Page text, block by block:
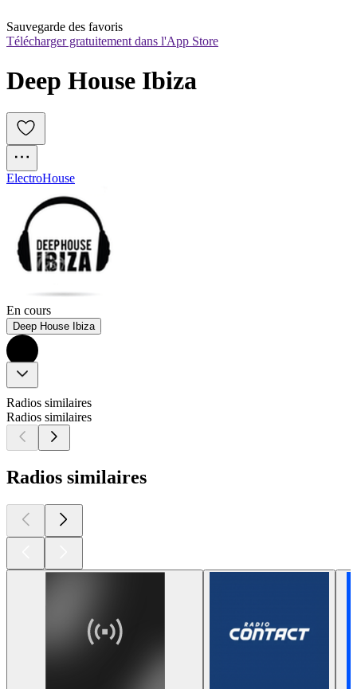
Sauvegarde des favoris
Télécharger gratuitement dans l'App Store
Deep House Ibiza
ElectroHouse
En cours
Deep House Ibiza
Radios similaires
Radios similaires
Radios similaires